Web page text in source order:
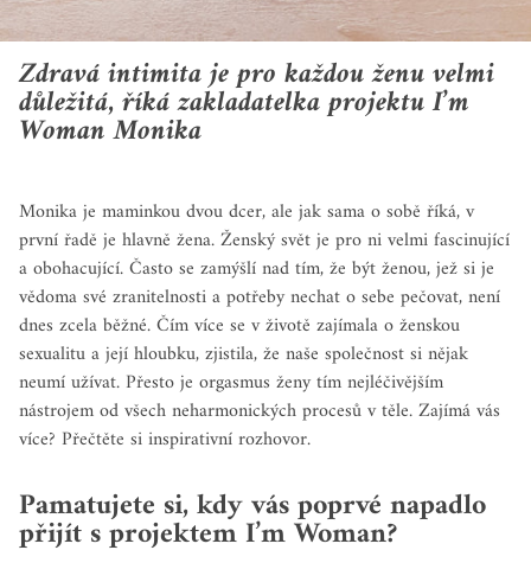
Zdravá intimita je pro každou ženu velmi
důležitá, říká zakladatelka projektu I’m
Woman Monika
Monika je maminkou dvou dcer, ale jak sama o sobě říká, v
první řadě je hlavně žena. Ženský svět je pro ni velmi fascinující
a obohacující. Často se zamýšlí nad tím, že být ženou, jež si je
vědoma své zranitelnosti a potřeby nechat o sebe pečovat, není
dnes zcela běžné. Čím více se v životě zajímala o ženskou
sexualitu a její hloubku, zjistila, že naše společnost si nějak
neumí užívat. Přesto je orgasmus ženy tím nejléčivějším
nástrojem od všech neharmonických procesů v těle. Zajímá vás
více? Přečtěte si inspirativní rozhovor.
Pamatujete si, kdy vás poprvé napadlo
přijít s projektem I’m Woman?